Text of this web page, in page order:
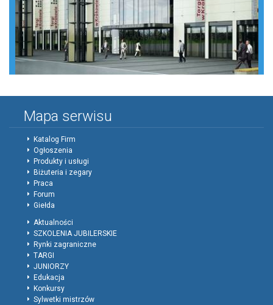
Mapa serwisu
Katalog Firm
Ogłoszenia
Produkty i usługi
Biżuteria i zegary
Praca
Forum
Giełda
Aktualności
SZKOLENIA JUBILERSKIE
Rynki zagraniczne
TARGI
JUNIORZY
Edukacja
Konkursy
Sylwetki mistrzów